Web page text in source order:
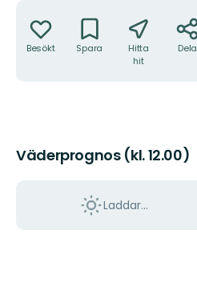
Besökt Spara
Hitta
hit
Dela
Väderprognos (kl. 12.00)
Laddar...